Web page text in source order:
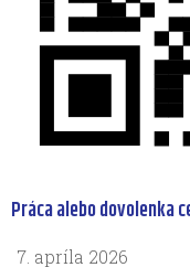
Práca alebo dovolenka
7. apríla 2026